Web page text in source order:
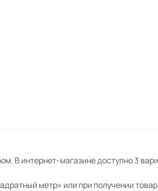
В интернет-магазине доступно 3
метр» или при получении